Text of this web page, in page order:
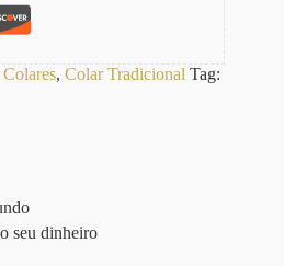
Colares, Colar Tradicional Tag:
seu dinheiro